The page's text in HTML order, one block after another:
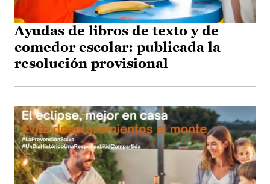
Ayudas de libros de texto y de
comedor escolar: publicada la
resolución provisional